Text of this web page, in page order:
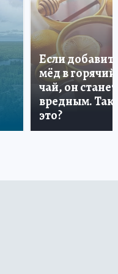
Если добавить
мёд в горячий
чай, он станет
вредным. Так
это?